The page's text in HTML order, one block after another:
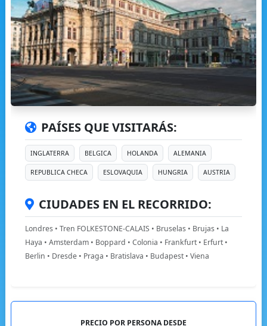
PAÍSES QUE VISITARÁS:
INGLATERRA BELGICA HOLANDA ALEMANIA
REPUBLICA CHECA ESLOVAQUIA HUNGRIA AUSTRIA
CIUDADES EN EL RECORRIDO:
Londres • Tren FOLKESTONE-CALAIS • Bruselas • Brujas • La
Haya • Amsterdam • Boppard • Colonia • Frankfurt • Erfurt •
Berlin • Dresde • Praga • Bratislava • Budapest • Viena
PRECIO POR PERSONA DESDE